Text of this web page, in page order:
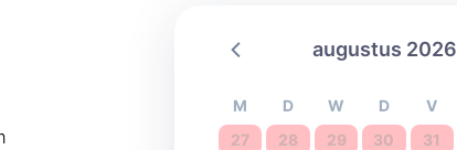
augustus 2026
M D W D V
27
28 29 30 31